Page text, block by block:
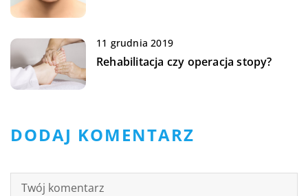
11 grudnia 2019
Rehabilitacja czy operacja stopy?
DODAJ KOMENTARZ